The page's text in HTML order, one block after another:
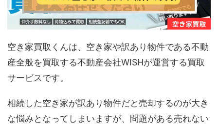
空き家買取くんは、空き家や訳あり物件である不動
産全般を買取する不動産会社WISHが運営する買取
サービスです。
相続した空き家が訳あり物件だと売却するのが大き
な悩みとなってしまいますが、問題がある売れない